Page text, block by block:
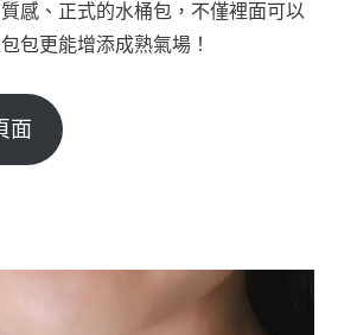
感、正式的水桶包，不僅裡面可以
包更能增添成熟氣場！
面